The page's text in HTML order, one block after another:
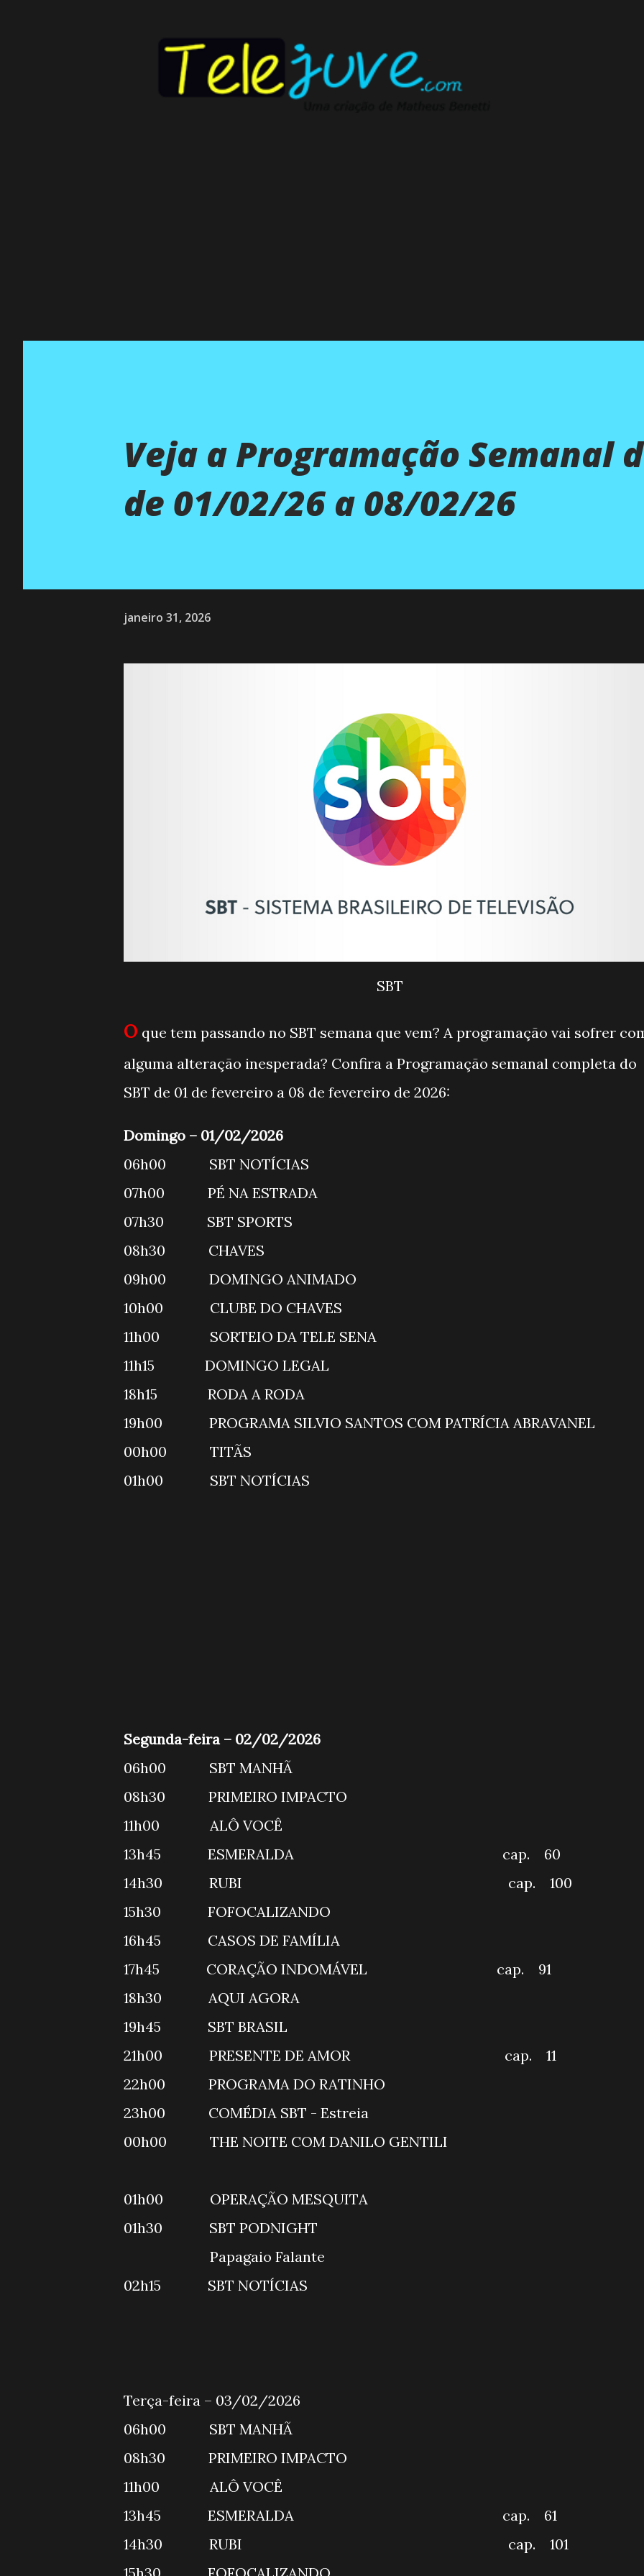
Veja a Programação Semanal
de 01/02/26 a 08/02/26
janeiro 31, 2026
SBT
O que tem passando no SBT semana que vem? A programação vai sofrer
alguma alteração inesperada? Confira a Programação semanal completa do
SBT de 01 de fevereiro a 08 de fevereiro de 2026:
Domingo – 01/02/2026
06h00 SBT NOTÍCIAS
07h00 PÉ NA ESTRADA
07h30 SBT SPORTS
08h30 CHAVES
09h00 DOMINGO ANIMADO
10h00 CLUBE DO CHAVES
11h00 SORTEIO DA TELE SENA
11h15 DOMINGO LEGAL
18h15 RODA A RODA
19h00 PROGRAMA SILVIO SANTOS COM PATRÍCIA ABRAVANEL
00h00 TITÃS
01h00 SBT NOTÍCIAS
Segunda-feira – 02/02/2026
06h00 SBT MANHÃ
08h30 PRIMEIRO IMPACTO
11h00 ALÔ VOCÊ
13h45 ESMERALDA cap. 60
14h30 RUBI cap. 100
15h30 FOFOCALIZANDO
16h45 CASOS DE FAMÍLIA
17h45 CORAÇÃO INDOMÁVEL cap. 91
18h30 AQUI AGORA
19h45 SBT BRASIL
21h00 PRESENTE DE AMOR cap. 11
22h00 PROGRAMA DO RATINHO
23h00 COMÉDIA SBT - Estreia
00h00 THE NOITE COM DANILO
01h00 OPERAÇÃO MESQUITA
01h30 SBT PODNIGHT
Papagaio Falante
02h15 SBT
Terça-feira – 03/02/2026
06h00 SBT MANHÃ
08h30 PRIMEIRO IMPACTO
11h00 ALÔ VOCÊ
13h45 ESMERALDA cap. 61
14h30 RUBI cap. 101